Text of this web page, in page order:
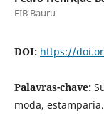
FIB Bauru
DOI: https://
Palavras-chave:
moda, estamparia.